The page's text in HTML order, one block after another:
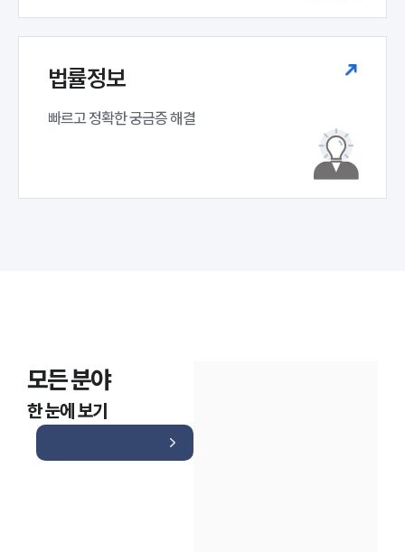
법률정보
빠르고 정확한 궁금증 해결
모든 분야
한 눈에 보기